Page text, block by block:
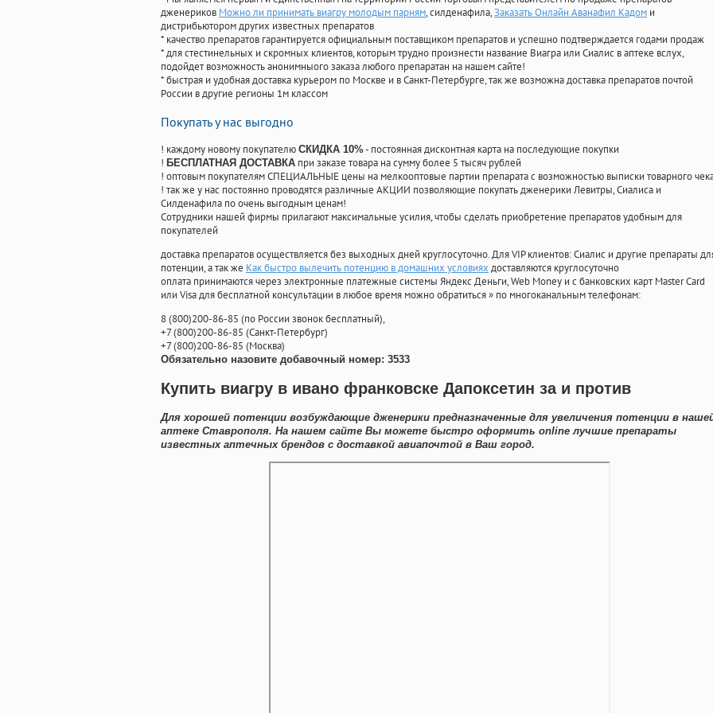
дженериков Можно ли принимать виагру молодым парням, силденафила,Заказать Онлайн Аванафил Кадом и
дистрибьютором других известных препаратов
* качество препаратов гарантируется официальным поставщиком препаратов и успешно подтверждается годами продаж
* для стестинельных и скромных клиентов, которым трудно произнести название Виагра или Сиалис в аптеке вслух,
подойдет возможность анонимныого заказа любого препаратан на нашем сайте!
* быстрая и удобная доставка курьером по Москве и в Санкт-Петербурге, так же возможна доставка препаратов почтой
России в другие регионы 1м классом
Покупать у нас выгодно
! каждому новому покупателю СКИДКА 10%- постоянная дисконтная карта на последующие покупки
! БЕСПЛАТНАЯ ДОСТАВКА при заказе товара на сумму более 5 тысяч рублей
! оптовым покупателям СПЕЦИАЛЬНЫЕ цены на мелкооптовые партии препарата с возможностью выписки товарного
! так же у нас постоянно проводятся различные АКЦИИ позволяющие покупать дженерики Левитры, Сиалиса и
Силденафила по очень выгодным ценам!
Cотрудники нашей фирмы прилагают максимальные усилия, чтобы сделать приобретение препаратов удобным для
покупателей
доставка препаратов осуществляется без выходных дней круглосуточно. Для VIP клиентов: Сиалис и другие препараты
потенции, а так же Как быстро вылечить потенцию в домашних условиях доставляются круглосуточно
оплата принимаются через электронные платежные системы Яндекс Деньги, Web Money и с банковских карт Master Card
или Visa для бесплатной консультации в любое время можно обратиться» по многоканальным телефонам:
8(800)200-86-85 (по России звонок бесплатный),
+7(800)200-86-85 (Санкт-Петербург)
+7(800)200-86-85 (Москва)
Обязательно назовите добавочный номер: 3533
Купить виагру в ивано франковске Дапоксетин за и против
Для хорошей потенции возбуждающие дженерики предназначенные для увеличения потенции в
аптеке Ставрополя. На нашем сайте Вы можете быстро оформить online лучшие препараты
известных аптечных брендов с доставкой авиапочтой в Ваш город.